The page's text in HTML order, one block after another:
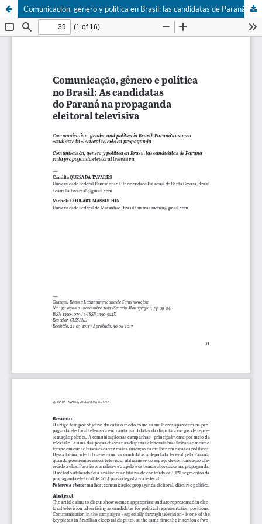
Comunicación, género y política en Brasil: las candidatas de Paraná en la propaganda electoral televisiva